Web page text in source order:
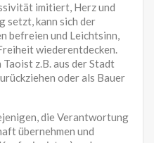
imitiert, Herz und
setzt, kann sich der
befreien und Leichtsinn,
wiederentdecken.
Taoist z.B. aus der Stadt
oder als Bauer
die Verantwortung
übernehmen und